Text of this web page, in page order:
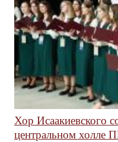
Хор Исаакиевского
центральном